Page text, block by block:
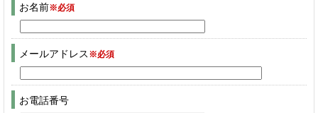
お名前※必須
メールアドレス ※必須
お電話番号